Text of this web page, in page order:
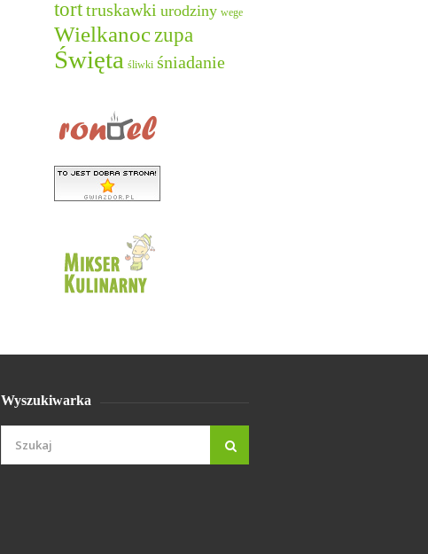
torttruskawki urodziny wege
Wielkanoczupa
Święta śliwki śniadanie
Wyszukiwarka